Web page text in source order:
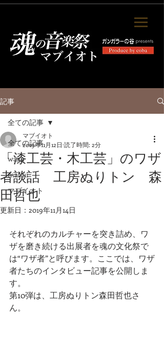
記事
全ての記事
waza
mabui
マブイオト
全ての記事
「漆工芸・木工芸」のワザ
者談話 工房ぬりトン 森
田哲也
マブイオト
2019年11月12日 読了時間: 2分
更新日： 2019年11月14日
それぞれのカルチャーを突き詰め、ワ
ザを磨き続ける出展者を魂の文化祭で
は“ワザ者”と呼びます。ここでは、ワザ
者たちのインタビュー記事を公開しま
す。
第10弾は、工房ぬりトン森田哲也さ
ん。